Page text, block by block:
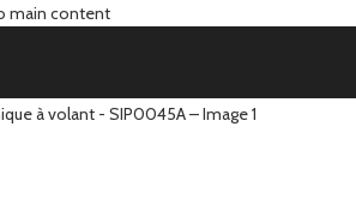
main content